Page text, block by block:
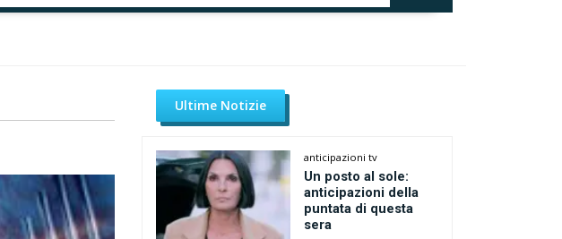
Ultime Notizie
anticipazioni tv
Un posto al sole:
anticipazioni della
puntata di questa
sera